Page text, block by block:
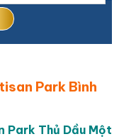
Park Bình
Park Thủ Dầu Một